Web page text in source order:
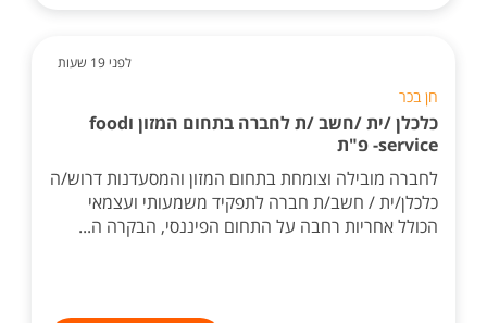
לפני 19 שעות
חן בכר
כלכלן /ית /חשב /ת לחברה בתחום המזון וfood
service- פ"ת
לחברה מובילה וצומחת בתחום המזון והמסעדנות דרוש/ה
כלכלן/ית / חשב/ת חברה לתפקיד משמעותי ועצמאי
הכולל אחריות רחבה על התחום הפיננסי, הבקרה ה...